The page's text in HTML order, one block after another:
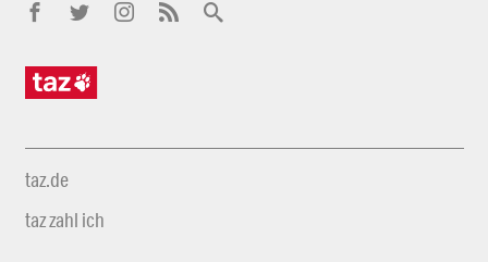
taz.de
taz zahl ich